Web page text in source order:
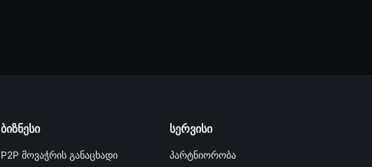
ბიზნესი
P2P მოვაჭრის განაცხადი
სერვისი
პარტნიორობა